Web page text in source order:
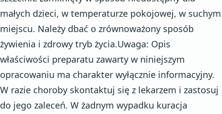
małych dzieci, w temperaturze pokojowej, w suchym
miejscu. Należy dbać o zrównoważony sposób
żywienia i zdrowy tryb życia.Uwaga: Opis
właściwości preparatu zawarty w niniejszym
opracowaniu ma charakter wyłącznie informacyjny.
W razie choroby skontaktuj się z lekarzem i zastosuj
do jego zaleceń. W żadnym wypadku kuracja